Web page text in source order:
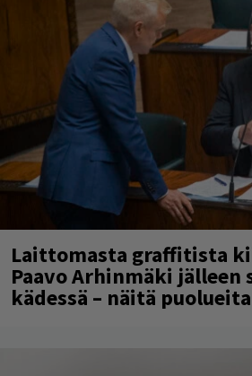
Laittomasta graffitista
Paavo Arhinmäki jälleen
kädessä – näitä